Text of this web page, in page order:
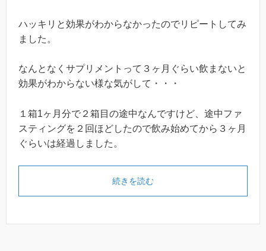
ハッキリと効果がわからなかったのでリピートしてみ
ました。
なんとなくサプリメントって３ヶ月ぐらい飲まないと
効果がわからない様な気がして・・・
１箱1ヶ月分で２箱目の途中なんですけど、途中ファ
スティングを２回ほどしたので飲み始めてから３ヶ月
ぐらいは経過しました。
続きを読む